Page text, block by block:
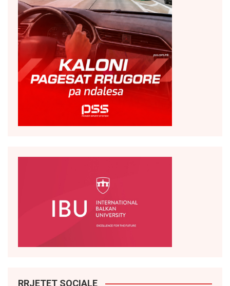
RRJETET SOCIALE